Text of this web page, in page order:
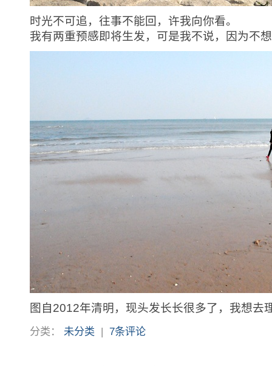
时光不可追，往事不能回，许我向你看。
我有两重预感即将生发，可是我不说，因为不
图自2012年清明，现头发长长很多了，我想去
分类： 未分类 | 7条评论